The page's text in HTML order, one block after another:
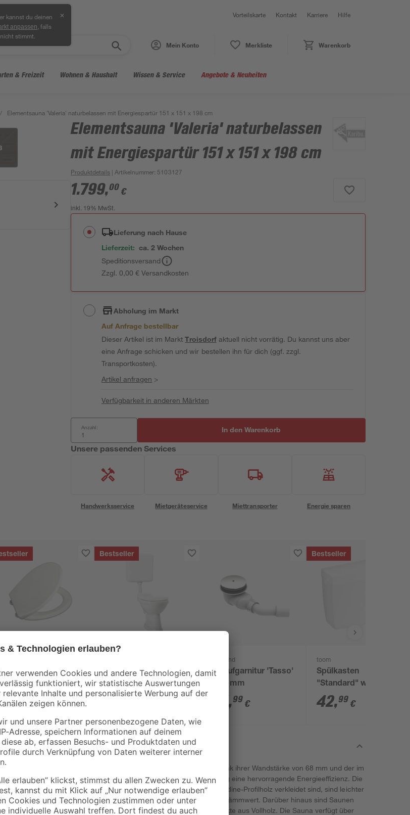
kannst du deinen
anpassen , falls
stimmt.
✕ Vorteilskarte Kontakt Karriere Hilfe
Mein Konto Merkliste Warenkorb
& Freizeit Wohnen & Haushalt Wissen & Service Angebote & Neuheiten
/ Elementsauna 'Valeria' naturbelassen mit Energiespartür 151 x 151 x 198 cm
Elementsauna 'Valeria' naturbelassen
mit Energiespartür 151 x 151 x 198 cm
Produktdetails | Artikelnummer: 5103127
1.799,00 €
inkl. 19% MwSt.
Lieferung nach Hause
Lieferzeit: ca. 2 Wochen
Speditionsversand
Zzgl. 0,00 € Versandkosten
Abholung im Markt
Auf Anfrage bestellbar
Dieser Artikel ist im MarktTroisdorfaktuell nicht vorrätig. Du kannst uns aber
eine Anfrage schicken und wir bestellen ihn für dich (ggf. zzgl.
Transportkosten).
Artikel anfragen >
Verfügbarkeit in anderen Märkten
Anzahl: In den Warenkorb
Unsere passenden Services
Handwerksservice Mietgeräteservice Miettransporter Energie sparen
Sitz 'Miami' weiß
,99 €
Bestseller
Stand-WC-Set mit
Spülrand inklusive
WC-Sitz und
99,99
Ottofond
Ablaufgarnitur 'Tasso'
Ø 90 mm
44,99 €
Bestseller
toom
Spülkasten
"Standard" weiß
42,99 €
Die Elementsauna 'Valeria' von Karibu bietet dank ihrer Wandstärke von 68 mm und der im
Wandelement eingebauten Mineralwolldämmung eine hervorragende Energieeffizienz. Die
vorgefertigten Wandelemente, die außen mit Softline-Profilholz verkleidet sind, sind leichter
als Holz und haben gleichzeitig einen höheren Dämmwert. Darüber hinaus sind Saunen
mit diesem Wandaufbau günstiger als die Produkte aus Vollholz. Die Sauna verfügt über